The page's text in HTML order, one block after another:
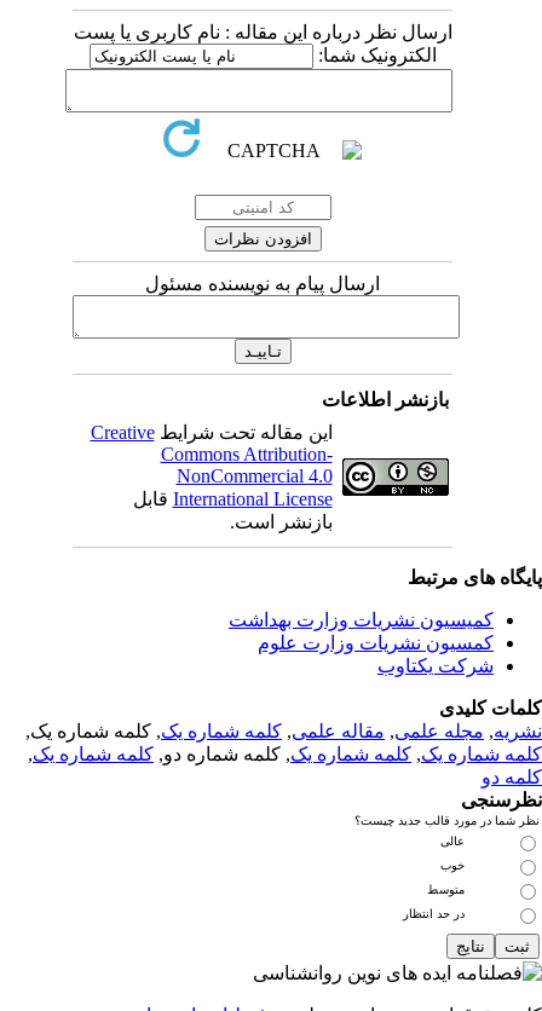
ارسال نظر درباره این مقاله : نام کاربری یا پست
الکترونیک شما:
ارسال پیام به نویسنده مسئول
بازنشر اطلاعات
این مقاله تحت شرایطCreative
Commons Attribution-
NonCommercial 4.0
International Licenseقابل
بازنشر است.
های مرتبط
کمیسیون نشریات وزارت بهداشت
کمسیون نشریات وزارت علوم
شرکت یکتاوب
کلیدی
,مجله علمی, مقاله علمی, کلمه شماره یک, کلمه شماره یک,
شماره یک,کلمه شماره یک, کلمه شماره دو,کلمه شماره یک,
دو
شما در مورد قالب جدید چیست؟
عالی
خوب
متوسط
در حد انتظار